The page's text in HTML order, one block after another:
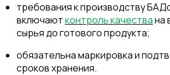
требования к производству
включаютконтроль качествана
сырья до готового продукта;
обязательна маркировка и
сроков хранения.